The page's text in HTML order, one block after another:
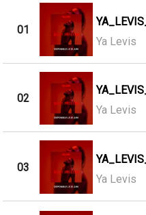
01
Ya Levis
02
Ya Levis
03
Ya Levis